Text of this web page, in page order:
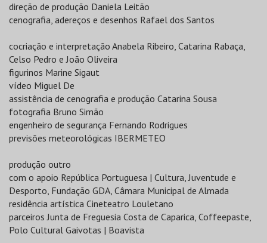
direção de produção Daniela Leitão
cenografia, adereços e desenhos Rafael dos Santos
cocriação e interpretação Anabela Ribeiro, Catarina Rabaça,
Celso Pedro e João Oliveira
figurinos Marine Sigaut
vídeo Miguel De
assistência de cenografia e produção Catarina Sousa
fotografia Bruno Simão
engenheiro de segurança Fernando Rodrigues
previsões meteorológicas IBERMETEO
produção outro
com o apoio República Portuguesa | Cultura, Juventude e
Desporto, Fundação GDA, Câmara Municipal de Almada
residência artística Cineteatro Louletano
parceiros Junta de Freguesia Costa de Caparica, Coffeepaste,
Polo Cultural Gaivotas | Boavista